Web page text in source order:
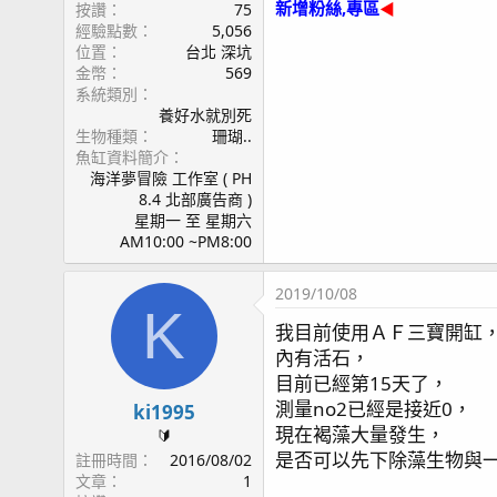
按讚
75
經驗點數
5,056
位置
台北 深坑
金幣
569
系統類別
養好水就別死
生物種類
珊瑚..
魚缸資料簡介
海洋夢冒險 工作室 ( PH
8.4 北部廣告商 )
星期一 至 星期六
AM10:00 ~PM8:00
新增粉絲,專區◀
K
ki1995
🔰
註冊時間
2016/08/02
文章
1
2019/10/08
我目前使用ＡＦ三寶開缸，
內有活石，
目前已經第15天了，
測量no2已經是接近0，
現在褐藻大量發生，
是否可以先下除藻生物與